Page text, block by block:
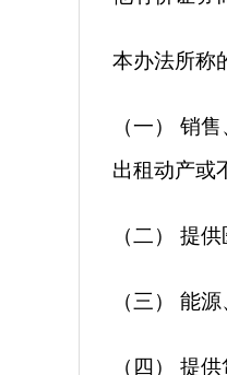
本办法所称
（一） 销
出租动产或
（二） 提
（三） 能
（四） 提